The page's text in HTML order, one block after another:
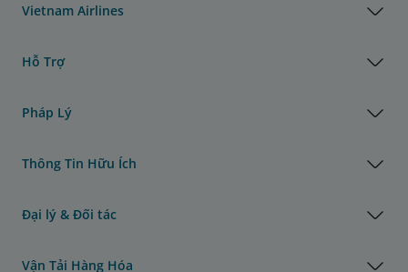
Vietnam Airlines
Hỗ Trợ
Pháp Lý
Thông Tin Hữu Ích
Đại lý & Đối tác
Vận Tải Hàng Hóa